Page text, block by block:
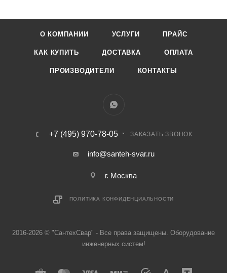
О КОМПАНИИ УСЛУГИ ПРАЙС
КАК КУПИТЬ ДОСТАВКА ОПЛАТА
ПРОИЗВОДИТЕЛИ КОНТАКТЫ
+7 (495) 970-78-05 ЗАКАЗАТЬ ЗВОНОК
info@santeh-svar.ru
г. Москва
ПОЛИТИКА КОНФИДЕНЦИАЛЬНОСТИ
2016-2026 © "СантехСвар" - Все права защищены. Оборудование
инженерных систем!